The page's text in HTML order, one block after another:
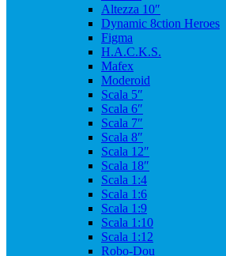
Altezza 10″
Dynamic 8ction Heroes
Figma
H.A.C.K.S.
Mafex
Moderoid
Scala 5″
Scala 6″
Scala 7″
Scala 8″
Scala 12″
Scala 18″
Scala 1:4
Scala 1:6
Scala 1:9
Scala 1:10
Scala 1:12
Robo-Dou